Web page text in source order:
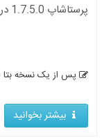
پرستاشاپ 1.7.5.0 در دسترس قرار گرفت
پس از یک نسخه بتا
بیشتر بخوانید